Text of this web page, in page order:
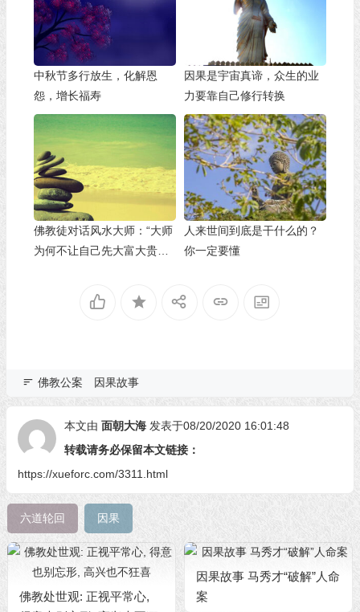
中秋节多行放生，化解恩
怨，增长福寿
因果是宇宙真谛，众生的业
力要靠自己修行转换
佛教徒对话风水大师：“大师
为何不让自己先大富大贵
人来世间到底是干什么的？
你一定要懂
佛教公案 因果故事
本文由 面朝大海 发表于08/20/2020 16:01:48
转载请务必保留本文链接：
https://xueforc.com/3311.html
六道轮回 因果
佛教处世观: 正视平常心,
因果故事 马秀才“破解”人命
案